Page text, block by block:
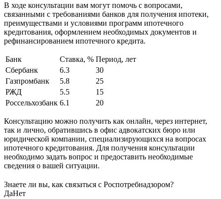
В ходе консультации вам могут помочь с вопросами,
связанными с требованиями банков для получения ипотеки,
преимуществами и условиями программ ипотечного
кредитования, оформлением необходимых документов и
рефинансированием ипотечного кредита.
Банк Ставка, % Период, лет
Сбербанк
6.3
30
Газпромбанк
5.8
25
РЖД
5.5
15
Россельхозбанк 6.1 20
Консультацию можно получить как онлайн, через интернет,
так и лично, обратившись в офис адвокатских бюро или
юридической компании, специализирующихся на вопросах
ипотечного кредитования. Для получения консультации
необходимо задать вопрос и предоставить необходимые
сведения о вашей ситуации.
Знаете ли вы, как связаться с Роспотребнадзором?
ДаНет